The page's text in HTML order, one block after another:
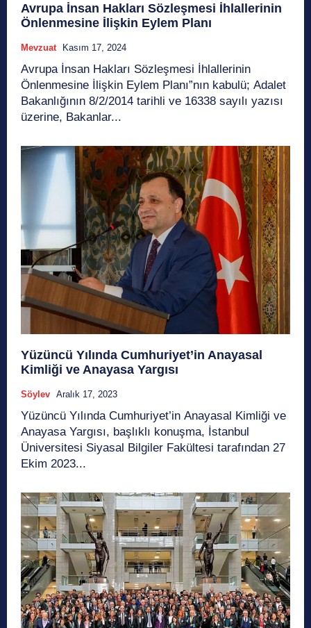
Avrupa İnsan Hakları Sözleşmesi İhlallerinin
Önlenmesine İlişkin Eylem Planı
Mevzuat Kasım 17, 2024
Avrupa İnsan Hakları Sözleşmesi İhlallerinin
Önlenmesine İlişkin Eylem Planı”nın kabulü; Adalet
Bakanlığının 8/2/2014 tarihli ve 16338 sayılı yazısı
üzerine, Bakanlar...
Yüzüncü Yılında Cumhuriyet’in Anayasal
Kimliği ve Anayasa Yargısı
Söylev Aralık 17, 2023
Yüzüncü Yılında Cumhuriyet’in Anayasal Kimliği ve
Anayasa Yargısı, başlıklı konuşma, İstanbul
Üniversitesi Siyasal Bilgiler Fakültesi tarafından 27
Ekim 2023...